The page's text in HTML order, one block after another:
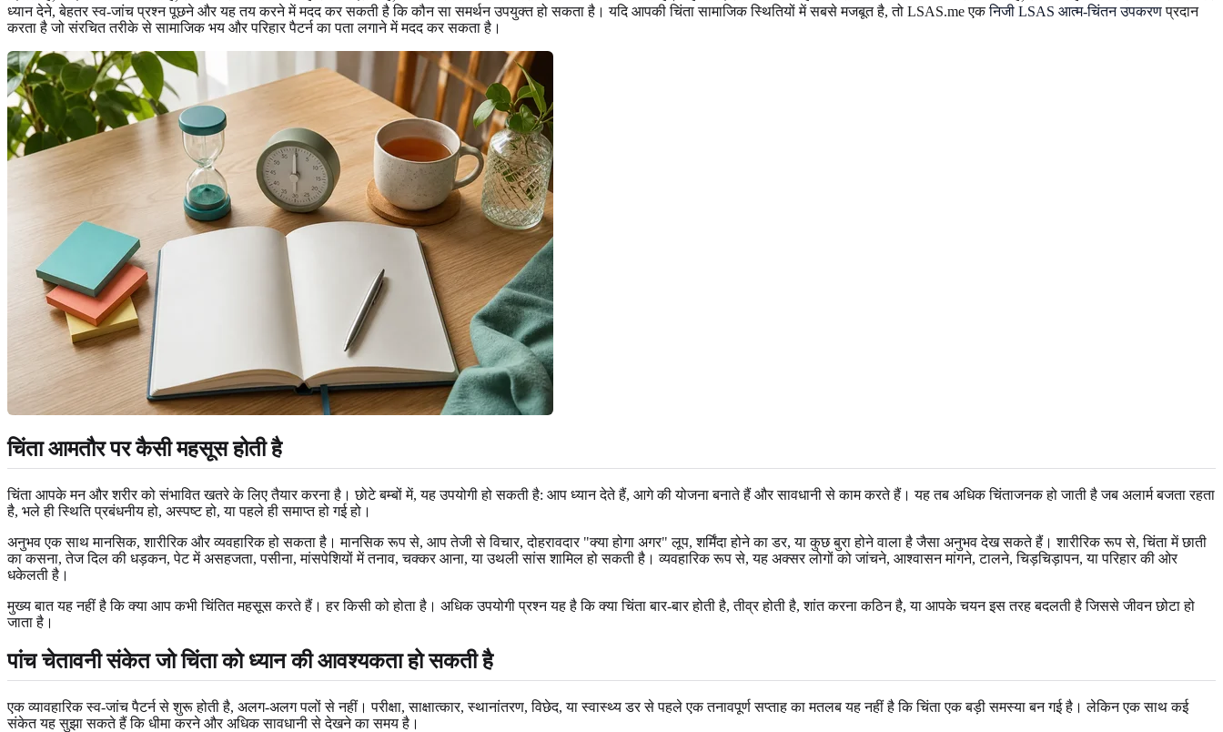
ध्यान देने, बेहतर स्व-जांच प्रश्न पूछने और यह तय करने में मदद कर सकती है कि कौन सा समर्थन उपयुक्त हो सकता है। यदि आपकी चिंता सामाजिक स्थितियों में सबसे मजबूत है, तो LSAS.me एकनिजी LSAS आत्म-चिंतन उपकरणप्रदान
करता है जो संरचित तरीके से सामाजिक भय और परिहार पैटर्न का पता लगाने में मदद कर सकता है।
चिंता आमतौर पर कैसी महसूस होती है
चिंता आपके मन और शरीर को संभावित खतरे के लिए तैयार करना है। छोटे बम्बों में, यह उपयोगी हो सकती है: आप ध्यान देते हैं, आगे की योजना बनाते हैं और सावधानी से काम करते हैं। यह तब अधिक चिंताजनक हो जाती है जब अलार्म बजता रहता
है, भले ही स्थिति प्रबंधनीय हो, अस्पष्ट हो, या पहले ही समाप्त हो गई हो।
अनुभव एक साथ मानसिक, शारीरिक और व्यवहारिक हो सकता है। मानसिक रूप से, आप तेजी से विचार, दोहरावदार "क्या होगा अगर" लूप, शर्मिंदा होने का डर, या कुछ बुरा होने वाला है जैसा अनुभव देख सकते हैं। शारीरिक रूप से, चिंता में छाती
का कसना, तेज दिल की धड़कन, पेट में असहजता, पसीना, मांसपेशियों में तनाव, चक्कर आना, या उथली सांस शामिल हो सकती है। व्यवहारिक रूप से, यह अक्सर लोगों को जांचने, आश्वासन मांगने, टालने, चिड़चिड़ापन, या परिहार की ओर
धकेलती है।
मुख्य बात यह नहीं है कि क्या आप कभी चिंतित महसूस करते हैं। हर किसी को होता है। अधिक उपयोगी प्रश्न यह है कि क्या चिंता बार-बार होती है, तीव्र होती है, शांत करना कठिन है, या आपके चयन इस तरह बदलती है जिससे जीवन छोटा हो
जाता है।
पांच चेतावनी संकेत जो चिंता को ध्यान की आवश्यकता हो सकती है
एक व्यावहारिक स्व-जांच पैटर्न से शुरू होती है, अलग-अलग पलों से नहीं। परीक्षा, साक्षात्कार, स्थानांतरण, विछेद, या स्वास्थ्य डर से पहले एक तनावपूर्ण सप्ताह का मतलब यह नहीं है कि चिंता एक बड़ी समस्या बन गई है। लेकिन एक साथ कई
संकेत यह सुझा सकते हैं कि धीमा करने और अधिक सावधानी से देखने का समय है।